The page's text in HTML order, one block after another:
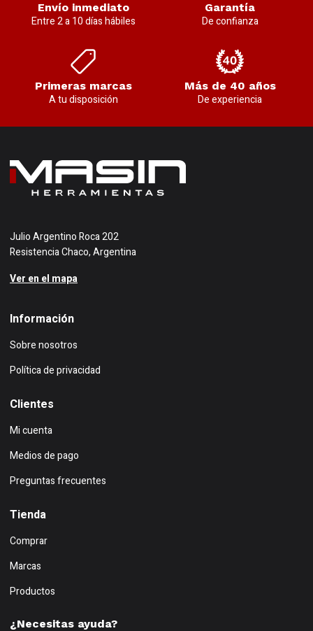
Envío inmediato
Entre 2 a 10 días hábiles
Garantía
De confianza
Primeras marcas
A tu disposición
Más de 40 años
De experiencia
Julio Argentino Roca 202
Resistencia Chaco, Argentina
Ver en el mapa
Información
Sobre nosotros
Política de privacidad
Clientes
Mi cuenta
Medios de pago
Preguntas frecuentes
Tienda
Comprar
Marcas
Productos
¿Necesitas ayuda?